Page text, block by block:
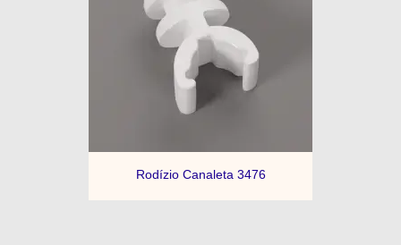
Rodízio Canaleta 3476